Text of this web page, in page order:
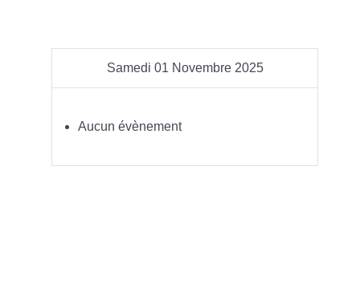
Samedi 01 Novembre 2025
Aucun évènement